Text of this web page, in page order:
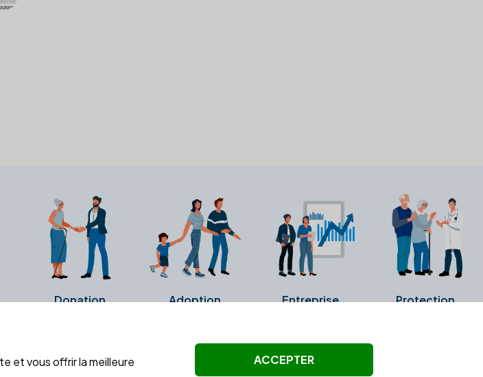
Donation Adoption Entreprise Protection
l'office notarial. Ils n'ont ni été collectés ni été vérifiés par Alexia.fr.
et vous offrir la meilleure
ACCEPTER